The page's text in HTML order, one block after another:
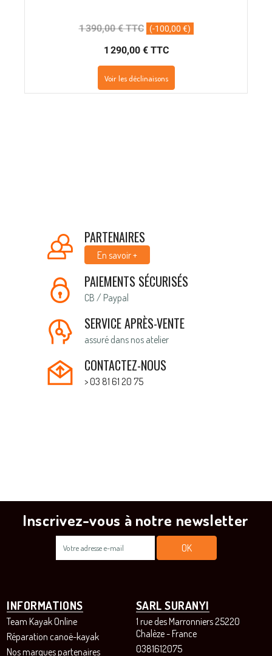
1 390,00 € TTC (-100,00 €)
1 290,00 € TTC
Voir les déclinaisons
PARTENAIRES
En savoir +
PAIEMENTS SÉCURISÉS
CB / Paypal
SERVICE APRÈS-VENTE
assuré dans nos atelier
CONTACTEZ-NOUS
> 03 81 61 20 75
Inscrivez-vous à notre newsletter
INFORMATIONS
Team Kayak Online
Réparation canoë-kayak
Nos marques partenaires
SARL SURANYI
1 rue des Marronniers 25220
Chalèze - France
0381612075